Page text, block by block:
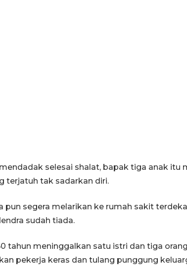
selesai shalat, bapak tiga anak itu
terjatuh tak sadarkan diri.
pun segera melarikan ke rumah sakit
sudah tiada.
tahun meninggalkan satu istri dan tiga
pekerja keras dan tulang punggung